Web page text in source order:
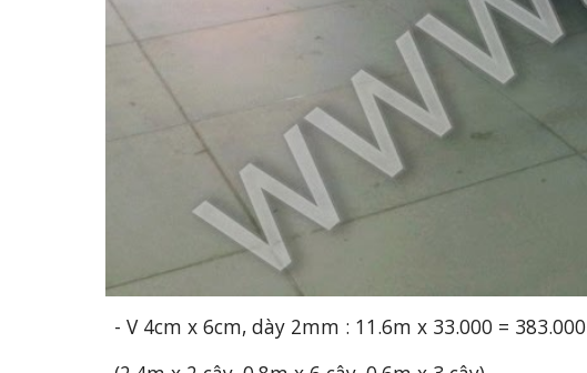
- V 4cm x 6cm, dày 2mm : 11.6m x 33.000 = 383.000